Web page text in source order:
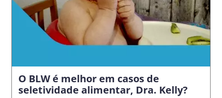
O BLW é melhor em casos de
seletividade alimentar, Dra. Kelly?